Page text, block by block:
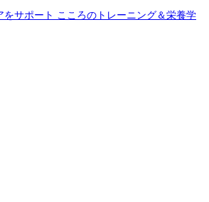
をサポート こころのトレーニング＆栄養学